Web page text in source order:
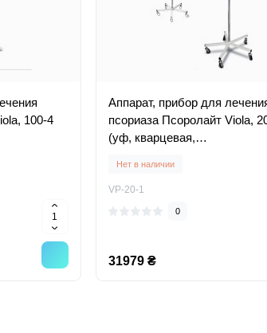
100-4
Аппарат, прибор для
псориаза Псоролайт Viola,
(уф, кварцевая,
Нет в наличии
VP-20-1
0
31979 ₴